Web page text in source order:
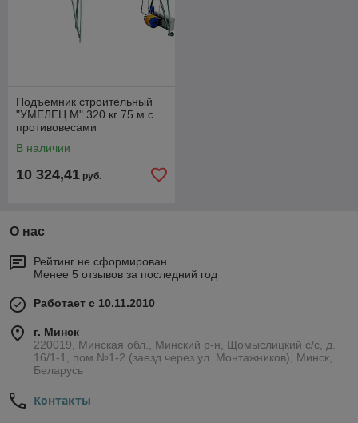
Подъемник строительный
"УМЕЛЕЦ М" 320 кг 75 м с
противовесами
В наличии
10 324,41 руб.
О нас
Рейтинг не сформирован
Менее 5 отзывов за последний год
Работает с 10.11.2010
г. Минск
220019, Минская обл., Минский р-н, Щомыслицкий с/с, д.
16/1-1, пом.№1-2 (заезд через ул. Монтажников), Минск,
Беларусь
Контакты